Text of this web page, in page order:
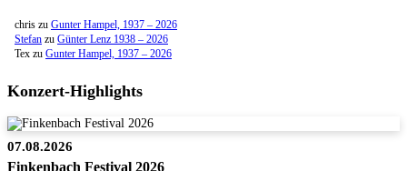
chris zu Gunter Hampel, 1937 – 2026
Stefan zu Günter Lenz 1938 – 2026
Tex zu Gunter Hampel, 1937 – 2026
Konzert-Highlights
07.08.2026
Finkenbach Festival 2026